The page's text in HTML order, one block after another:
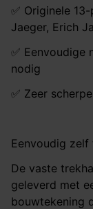
✅ Originele
Jaeger, Erich
✅ Eenvoudige
nodig
✅ Zeer
Eenvoudig zelf
De vaste
geleverd met
bouwtekening